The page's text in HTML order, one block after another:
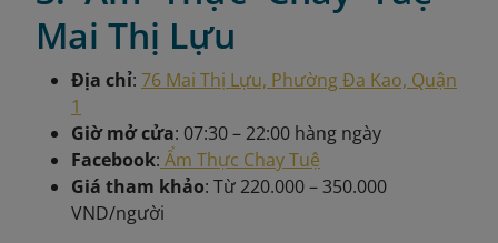
Mai Thị Lựu
Địa chỉ: 76 Mai Thị Lựu, Phường Đa Kao, Quận
1
Giờ mở cửa: 07:30 – 22:00 hàng ngày
Facebook: Ẩm Thực Chay Tuệ
Giá tham khảo: Từ 220.000 – 350.000
VND/người